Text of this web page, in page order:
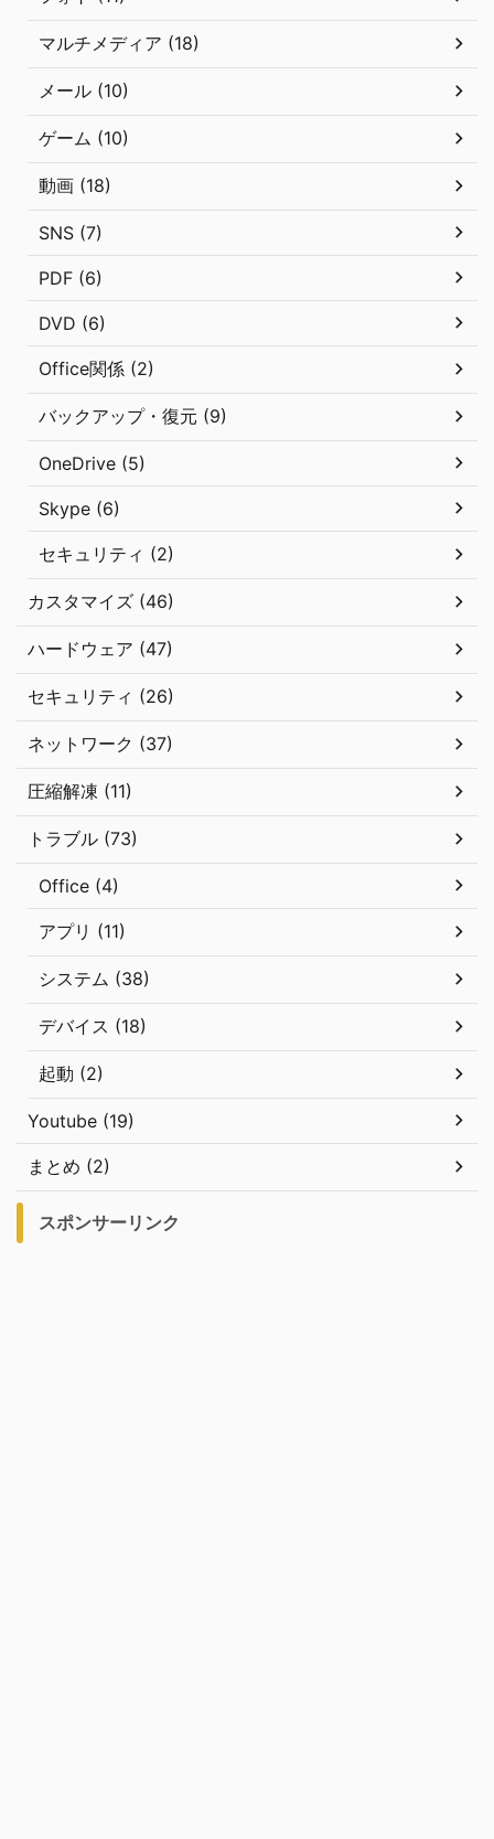
マルチメディア (18)
メール (10)
ゲーム (10)
動画 (18)
SNS (7)
PDF (6)
DVD (6)
Office関係 (2)
バックアップ・復元 (9)
OneDrive (5)
Skype (6)
セキュリティ (2)
カスタマイズ (46)
ハードウェア (47)
セキュリティ (26)
ネットワーク (37)
圧縮解凍 (11)
トラブル (73)
Office (4)
アプリ (11)
システム (38)
デバイス (18)
起動 (2)
Youtube (19)
まとめ (2)
スポンサーリンク